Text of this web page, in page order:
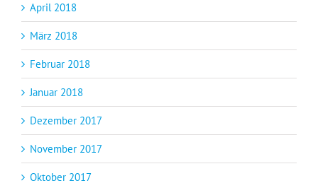
April 2018
März 2018
Februar 2018
Januar 2018
Dezember 2017
November 2017
Oktober 2017